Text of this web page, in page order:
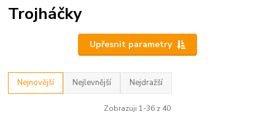
Trojháčky
Upřesnit parametry
Nejnovější Nejlevnější Nejdražší
Zobrazuji 1-36 z 40